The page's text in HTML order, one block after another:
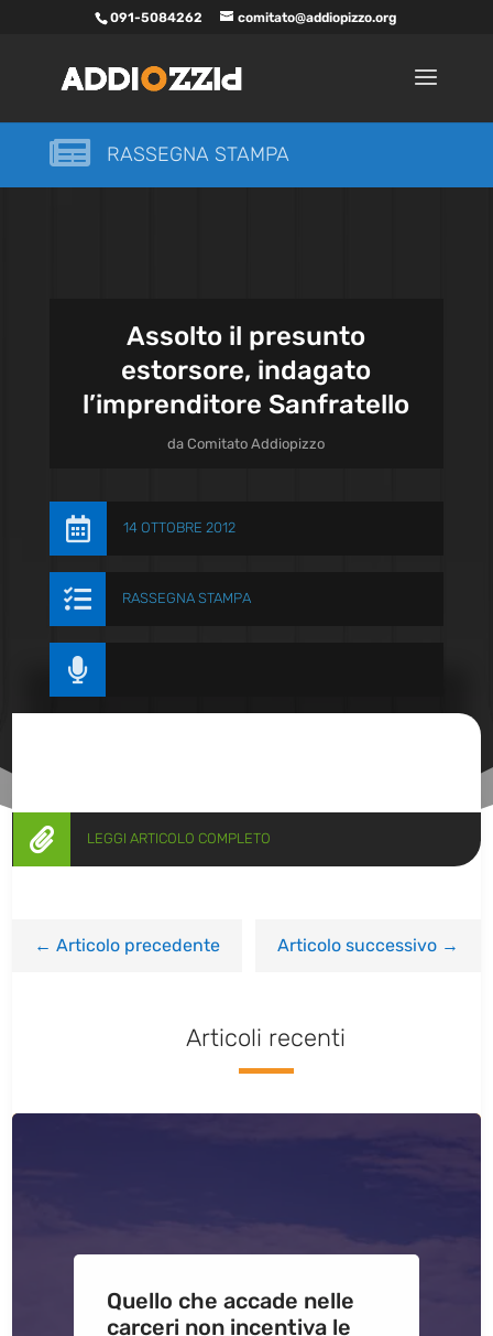
091-5084262 comitato@addiopizzo.org
 RASSEGNA STAMPA
Assolto il presunto
estorsore, indagato
l’imprenditore Sanfratello
daComitato Addiopizzo
 14 OTTOBRE 2012
 RASSEGNA STAMPA

 LEGGI ARTICOLO COMPLETO
←Articolo precedente Articolo successivo→
Articoli recenti
Quello che accade nelle
carceri non incentiva le